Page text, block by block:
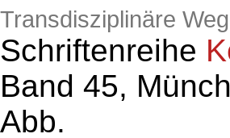
Transdisziplinäre
Schriftenreihe
Band 45,
Abb.